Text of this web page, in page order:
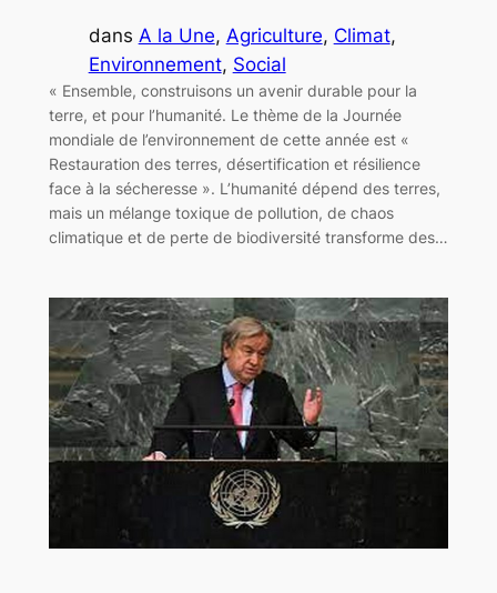
dans A la Une, Agriculture, Climat
Environnement, Social
« Ensemble, construisons un avenir durable pour la
terre, et pour l’humanité. Le thème de la Journée
mondiale de l’environnement de cette année est «
Restauration des terres, désertification et résilience
face à la sécheresse ». L’humanité dépend des terres,
mais un mélange toxique de pollution, de chaos
climatique et de perte de biodiversité transforme des…